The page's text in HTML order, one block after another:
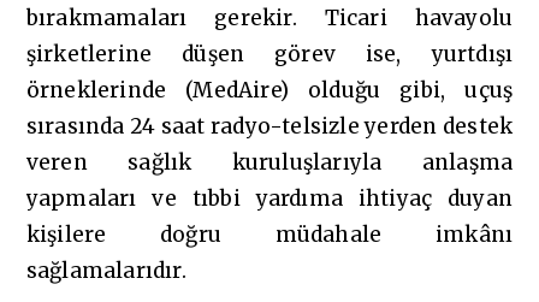
bırakmamaları gerekir. Ticari havayolu
şirketlerine düşen görev ise, yurtdışı
örneklerinde (MedAire) olduğu gibi, uçuş
sırasında 24 saat radyo-telsizle yerden destek
veren sağlık kuruluşlarıyla anlaşma
yapmaları ve tıbbi yardıma ihtiyaç duyan
kişilere doğru müdahale imkânı
sağlamalarıdır.